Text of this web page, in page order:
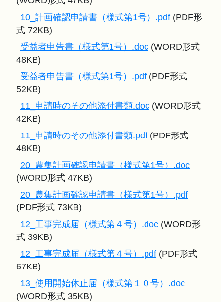
10_計画確認申請書（様式第1号）.pdf (PDF形
式 72KB)
受益者申告書（様式第1号）.doc (WORD形式
48KB)
受益者申告書（様式第1号）.pdf (PDF形式
52KB)
11_申請時のその他添付書類.doc (WORD形式
42KB)
11_申請時のその他添付書類.pdf (PDF形式
48KB)
20_農集計画確認申請書（様式第1号）.doc
(WORD形式 47KB)
20_農集計画確認申請書（様式第1号）.pdf
(PDF形式 73KB)
12_工事完成届（様式第４号）.doc (WORD形
式 39KB)
12_工事完成届（様式第４号）.pdf (PDF形式
67KB)
13_使用開始休止届（様式第１０号）.doc
(WORD形式 35KB)